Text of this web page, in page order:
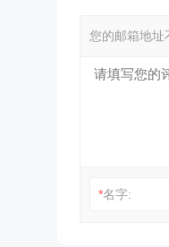
您的邮箱地址
*名字: